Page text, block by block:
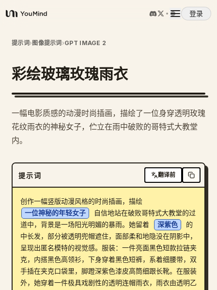
YouMind
登录
概览
使用案例
提示词
定价
下载
博客
更新
提示词› 图像提示词 ›GPT IMAGE 2
彩绘玻璃玫瑰雨衣
一幅电影质感的动漫时尚插画，描绘了一位身穿透明玫瑰
花纹雨衣的神秘女子，伫立在雨中破败的哥特式大教堂
内。
提示词 翻译前
创作一幅竖版动漫风格的时尚插画，描绘
一位神秘的年轻女子
自信地站在破败哥特式大教堂的过
道中，背景是一场阳光明媚的暴雨。她留着
深紫色
的
中长发，部分被透明兜帽遮住，面部柔和地隐没在阴影中，
呈现出匿名模特的视觉感。服装：一件亮面黑色短款拉链夹
克，内搭黑色高领衫，下身穿着黑色短裤，系着细腰带，双
手插在夹克口袋里，脚蹬深紫色漆皮高筒细跟长靴。在服装
外，她穿着一件极具戏剧性的透明连帽雨衣，雨衣由透明乙